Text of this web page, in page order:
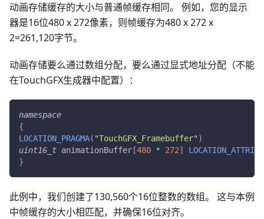
动画存储缓存的大小与普通帧缓存相同。 例如，您的显示
器是16位480 x 272像素，则帧缓存为480 x 272 x
2=261,120字节。
动画存储要么通过数组分配，要么通过显式地址分配（不能
在TouchGFX生成器中配置）：
namespace
{
LOCATION_PRAGMA( "TouchGFX_Framebuffer" )
uint16_t animationBuffer [480 * 272]
}
此例中，我们创建了130,560个16位整数的数组。 这与本例
中帧缓存的大小相匹配，并确保16位对齐。